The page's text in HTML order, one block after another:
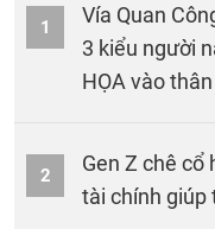
1
Vía Quan
3 kiểu người
HỌA vào
2
Gen Z chê cổ
tài chính giúp